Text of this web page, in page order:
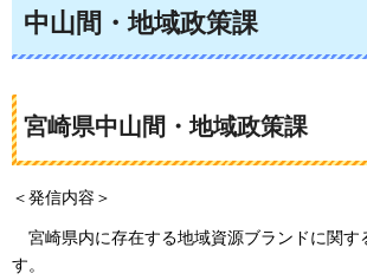
中山間・地域政策課
宮崎県中山間・地域政策課
＜発信内容＞
宮崎県内に存在する地域資源ブランドに関す
す。